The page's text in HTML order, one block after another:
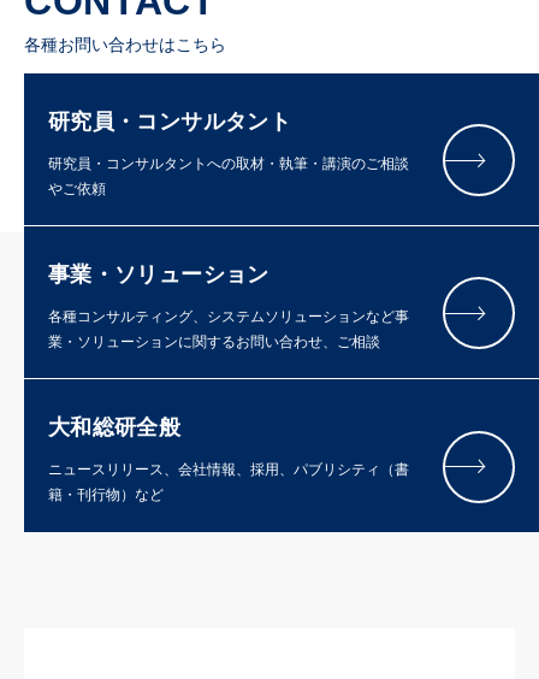
各種お問い合わせはこちら
研究員・コンサルタント
研究員・コンサルタントへの取材・執筆・講演のご相談
やご依頼
事業・ソリューション
各種コンサルティング、システムソリューションなど事
業・ソリューションに関するお問い合わせ、ご相談
大和総研全般
ニュースリリース、会社情報、採用、パブリシティ（書
籍・刊行物）など